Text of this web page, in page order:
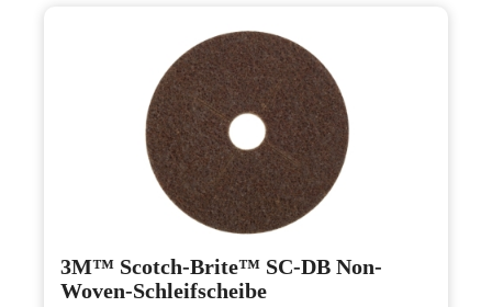
3M™ Scotch-Brite™ SC-DB Non-
Woven-Schleifscheibe